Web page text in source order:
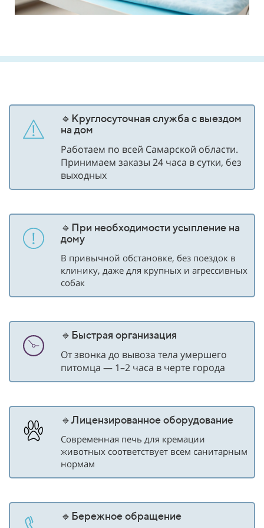
🔹Круглосуточная служба с выездом
на дом
Работаем по всей Самарской области.
Принимаем заказы 24 часа в сутки, без
выходных
🔹При необходимости усыпление на
дому
В привычной обстановке, без поездок в
клинику, даже для крупных и агрессивных
собак
🔹Быстрая организация
От звонка до вывоза тела умершего
питомца — 1–2 часа в черте города
🔹Лицензированное оборудование
Современная печь для кремации
животных соответствует всем санитарным
нормам
🔹Бережное обращение